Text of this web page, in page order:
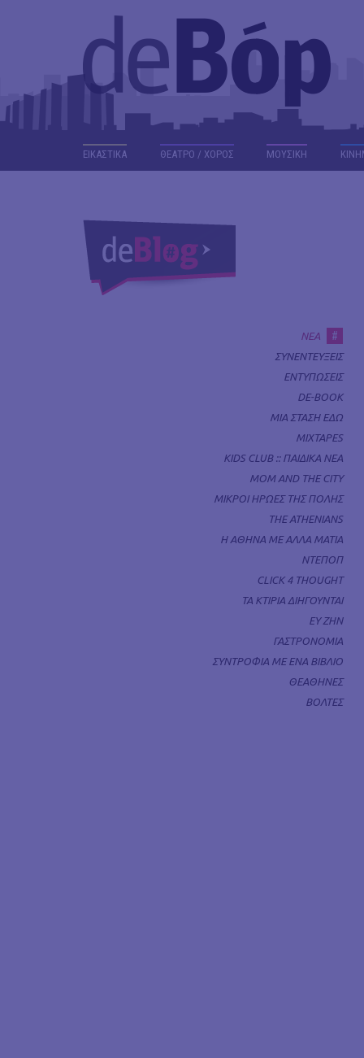
ΕΙΚΑΣΤΙΚΑ ΘΕΑΤΡΟ / ΧΟΡΟΣ ΜΟΥΣΙΚΗ
ΝΕΑ #
ΣΥΝΕΝΤΕΥΞΕΙΣ
ΕΝΤΥΠΩΣΕΙΣ
DE-BOOK
ΜΙΑ ΣΤΑΣΗ ΕΔΩ
MIXTAPES
KIDS CLUB :: ΠΑΙΔΙΚΑ ΝΕΑ
MOM AND THE CITY
ΜΙΚΡΟΙ ΗΡΩΕΣ ΤΗΣ ΠΟΛΗΣ
THE ATHENIANS
Η ΑΘΗΝΑ ΜΕ ΑΛΛΑ ΜΑΤΙΑ
ΝΤΕΠΟΠ
CLICK 4 THOUGHT
ΤΑ ΚΤΙΡΙΑ ΔΙΗΓΟΥΝΤΑΙ
ΕΥ ΖΗΝ
ΓΑΣΤΡΟΝΟΜΙΑ
ΣΥΝΤΡΟΦΙΑ ΜΕ ΕΝΑ ΒΙΒΛΙΟ
ΘΕΑΘΗΝΕΣ
ΒΟΛΤΕΣ